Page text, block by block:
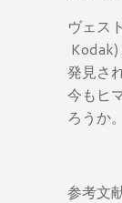
ヴェス
発見さ
今もヒ
ろうか。
参考文